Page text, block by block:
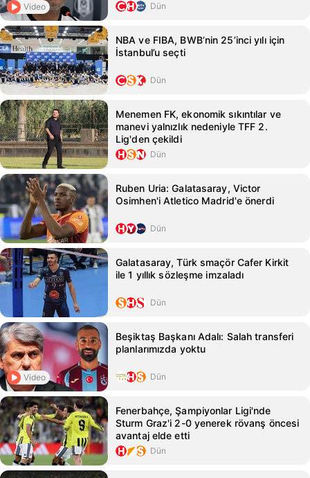
Video Dün
NBA ve FIBA, BWB’nin 25’inci yılı için
İstanbul’u seçti
Dün
Menemen FK, ekonomik sıkıntılar ve
manevi yalnızlık nedeniyle TFF 2.
Lig'den çekildi
Dün
Ruben Uria: Galatasaray, Victor
Osimhen'i Atletico Madrid'e önerdi
Dün
Galatasaray, Türk smaçör Cafer Kirkit
ile 1 yıllık sözleşme imzaladı
Dün
Video
Beşiktaş Başkanı Adalı: Salah transferi
planlarımızda yoktu
Dün
Fenerbahçe, Şampiyonlar Ligi'nde
Sturm Graz'i 2-0 yenerek rövanş öncesi
avantaj elde etti
Dün